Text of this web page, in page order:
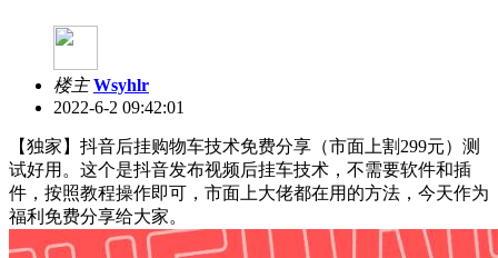
楼主 Wsyhlr
2022-6-2 09:42:01
【独家】抖音后挂购物车技术免费分享（市面上割299元）测
试好用。这个是抖音发布视频后挂车技术，不需要软件和插
件，按照教程操作即可，市面上大佬都在用的方法，今天作为
福利免费分享给大家。